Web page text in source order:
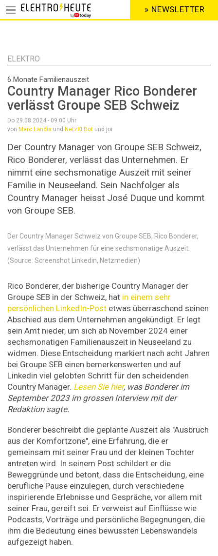
Inhalt
HEADER
MENU
» NEWSLETTER
ELEKTRO
6 Monate Familienauszeit
Country Manager Rico Bonderer
verlässt Groupe SEB Schweiz
Do 29.08.2024 - 09:00 Uhr
von Marc Landis und NetzKI Bot und jor
Der Country Manager von Groupe SEB Schweiz,
Rico Bonderer, verlässt das Unternehmen. Er
nimmt eine sechsmonatige Auszeit mit seiner
Familie in Neuseeland. Sein Nachfolger als
Country Manager heisst José Duque und kommt
von Groupe SEB.
Der Country Manager Schweiz von Groupe SEB, Rico Bonderer,
verlässt das Unternehmen für eine sechsmonatige Auszeit.
(Source: Screenshot Linkedin, Netzmedien)
Rico Bonderer, der bisherige Country Manager der
Groupe SEB in der Schweiz, hat in einem sehr
persönlichen LinkedIn-Post etwas überraschend seinen
Abschied aus dem Unternehmen angekündigt. Er legt
sein Amt nieder, um sich ab November 2024 einer
sechsmonatigen Familienauszeit in Neuseeland zu
widmen. Diese Entscheidung markiert nach acht Jahren
bei Groupe SEB einen bemerkenswerten und auf
Linkedin viel gelobten Schritt für den scheidenden
Country Manager. Lesen Sie hier, was Bonderer im
September 2023 im grossen Interview mit der
Redaktion sagte.
Bonderer beschreibt die geplante Auszeit als "Ausbruch
aus der Komfortzone", eine Erfahrung, die er
gemeinsam mit seiner Frau und der kleinen Tochter
antreten wird. In seinem Post schildert er die
Beweggründe und betont, dass die Entscheidung, eine
berufliche Pause einzulegen, durch verschiedene
inspirierende Erlebnisse und Gespräche, vor allem mit
seiner Frau, gereift sei. Er verweist auf Einflüsse wie
Podcasts, Vorträge und persönliche Begegnungen, die
ihm die Bedeutung eines bewussten Lebenswandels
aufgezeigt haben.